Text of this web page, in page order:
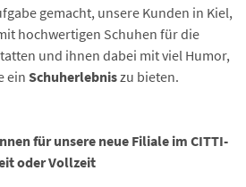
gemacht, unsere Kunden in Kiel,
hochwertigen Schuhen für die
und ihnen dabei mit viel Humor,
ein Schuherlebniszu bieten.
für unsere neue Filiale im CITTI-
oder Vollzeit